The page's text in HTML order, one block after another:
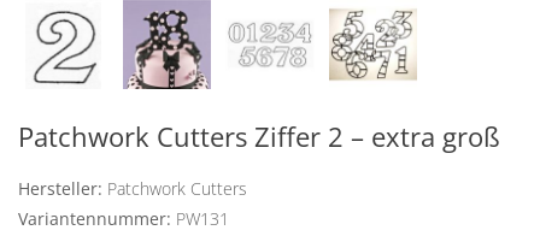
Patchwork Cutters Ziffer 2 – extra groß
Hersteller: Patchwork Cutters
Variantennummer: PW131